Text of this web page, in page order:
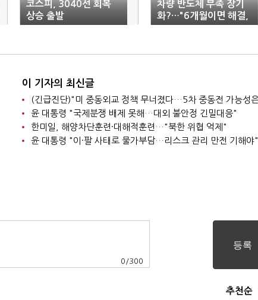
코스피, 3040선 회복
상승 출발
차량 반도체 부족 장기
화?…"6개월이면 해결,
지나친 우려 경계"
이 기자의 최신글
윤 대통령 "국제분쟁 배제 못해…대외 불안정 긴밀대응"
한미일, 해양차단훈련·대해적훈련…"북한 위협 억제"
윤 대통령 "이·팔 사태로 물가부담…리스크 관리 만전 기해야"
0 /300
추천순